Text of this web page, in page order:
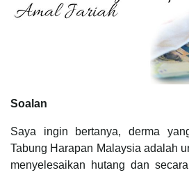
Soalan
Saya ingin bertanya, derma
Tabung Harapan Malaysia adalah
menyelesaikan hutang dan